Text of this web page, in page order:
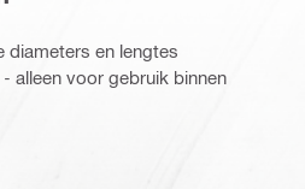
diameters en lengtes
alleen voor gebruik binnen